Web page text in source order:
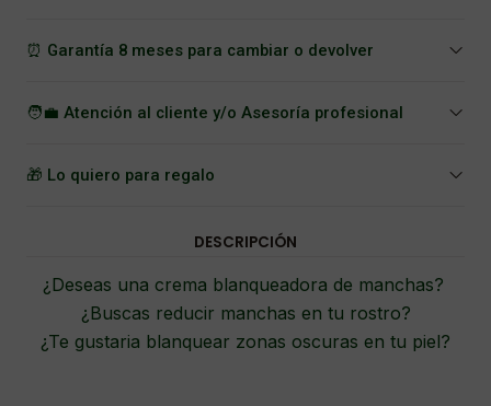
⏰ Garantía 8 meses para cambiar o devolver
🧑‍💼 Atención al cliente y/o Asesoría profesional
🎁 Lo quiero para regalo
DESCRIPCIÓN
¿Deseas una crema blanqueadora de manchas?
¿Buscas reducir manchas en tu rostro?
¿Te gustaria blanquear zonas oscuras en tu piel?